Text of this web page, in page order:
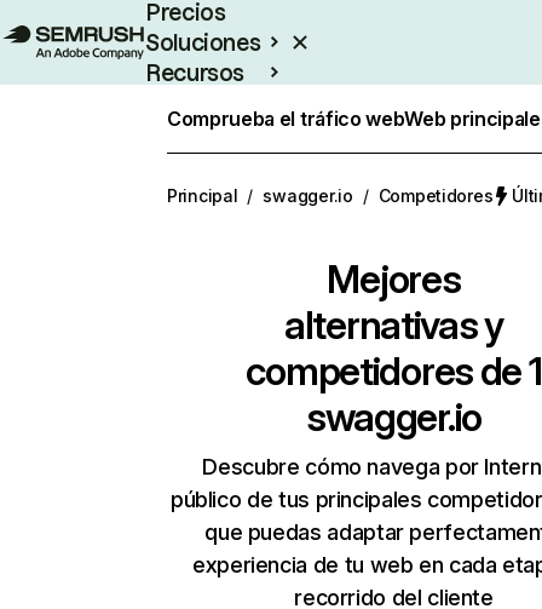
Precios
Soluciones
Recursos
Comprueba el tráfico webWeb
Principal / swagger.io / Competidores
Mejores
alternativas y
competidores de 1
swagger.io
Descubre cómo navega por
público de tus principales
que puedas adaptar
experiencia de tu web en cada
recorrido del cliente